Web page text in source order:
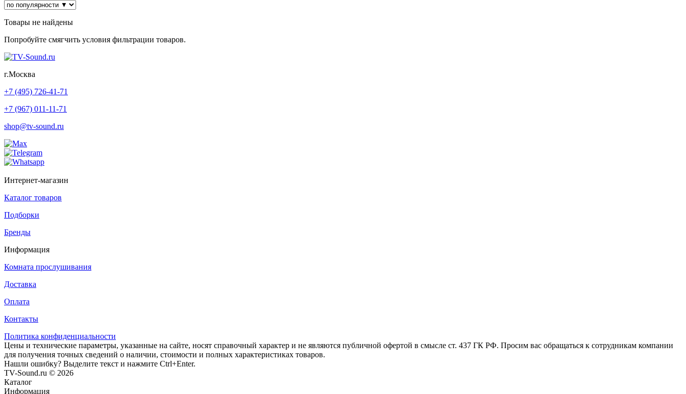
Товары не найдены
Попробуйте смягчить условия фильтрации товаров.
г.Москва
+7 (495) 726-41-71
+7 (967) 011-11-71
shop@tv-sound.ru
Интернет-магазин
Каталог товаров
Подборки
Бренды
Информация
Комната прослушивания
Доставка
Оплата
Контакты
Политика конфиденциальности
Цены и технические параметры, указанные на сайте, носят справочный характер и не являются публичной офертой в смысле ст. 437 ГК РФ. Просим вас обращаться к сотрудникам компании
для получения точных сведений о наличии, стоимости и полных характеристиках товаров.
Нашли ошибку? Выделите текст и нажмите Ctrl+Enter.
TV-Sound.ru © 2026
Каталог
Информация